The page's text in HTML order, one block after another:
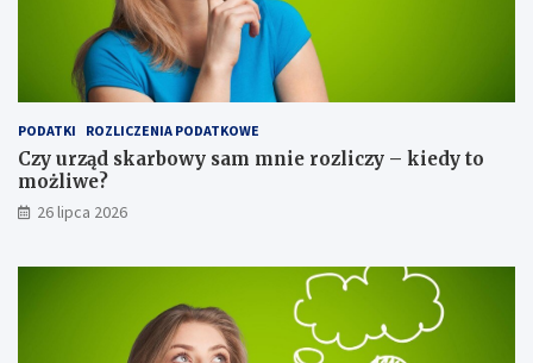
PODATKI ROZLICZENIA PODATKOWE
Czy urząd skarbowy sam mnie rozliczy – kiedy to
możliwe?
26 lipca 2026